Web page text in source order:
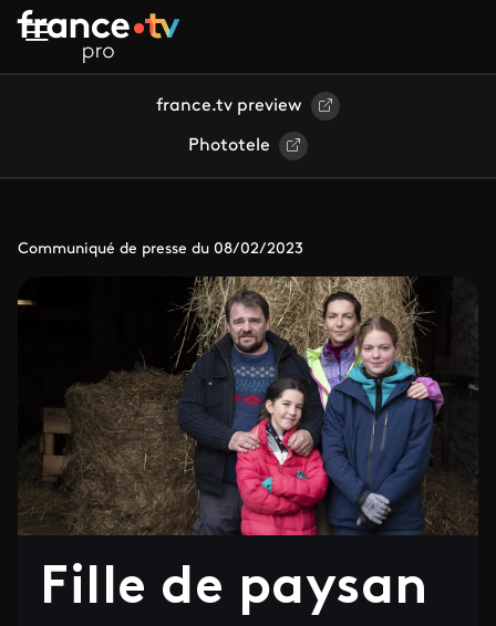
Aller au contenu principal
france.tv preview
Phototele
Communiqué de presse du 08/02/2023
Fille de paysan